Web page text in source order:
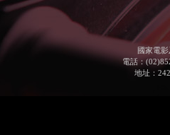
國家電
電話：
地址：